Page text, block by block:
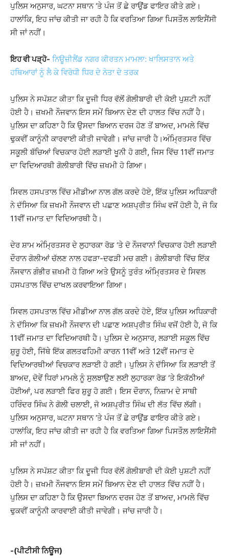
ਪੁਲਿਸ ਅਨੁਸਾਰ, ਘਟਨਾ ਸਥਾਨ ‘ਤੇ ਪੰਜ ਤੋਂ ਛੇ ਰਾਉਂਡ ਫਾਇਰ ਕੀਤੇ ਗਏ।
ਹਾਲਾਂਕਿ, ਇਹ ਜਾਂਚ ਕੀਤੀ ਜਾ ਰਹੀ ਹੈ ਕਿ ਵਰਤਿਆ ਗਿਆ ਪਿਸਤੌਲ ਲਾਇਸੈਂਸੀ
ਸੀ ਜਾਂ ਨਹੀਂ।
ਇਹ ਵੀ ਪੜ੍ਹੋ- ਨਿਊਜ਼ੀਲੈਂਡ ਨਗਰ ਕੀਰਤਨ ਮਾਮਲਾ: ਖਾਲਿਸਤਾਨ ਅਤੇ
ਹਥਿਆਰਾਂ ਨੂੰ ਲੈ ਕੇ ਵਿਰੋਧੀ ਧਿਰ ਦੇ ਨੇਤਾ ਦੇ ਤਰਕ
ਪੁਲਿਸ ਨੇ ਸਪੱਸ਼ਟ ਕੀਤਾ ਕਿ ਦੂਜੀ ਧਿਰ ਵੱਲੋਂ ਗੋਲੀਬਾਰੀ ਦੀ ਕੋਈ ਪੁਸ਼ਟੀ ਨਹੀਂ
ਹੋਈ ਹੈ। ਜ਼ਖਮੀ ਨੌਜਵਾਨ ਇਸ ਸਮੇਂ ਬਿਆਨ ਦੇਣ ਦੀ ਹਾਲਤ ਵਿੱਚ ਨਹੀਂ ਹੈ।
ਪੁਲਿਸ ਦਾ ਕਹਿਣਾ ਹੈ ਕਿ ਉਸਦਾ ਬਿਆਨ ਦਰਜ ਹੋਣ ਤੋਂ ਬਾਅਦ, ਮਾਮਲੇ ਵਿੱਚ
ਢੁਕਵੀਂ ਕਾਨੂੰਨੀ ਕਾਰਵਾਈ ਕੀਤੀ ਜਾਵੇਗੀ। ਜਾਂਚ ਜਾਰੀ ਹੈ।ਅੰਮ੍ਰਿਤਸਰ ਵਿੱਚ
ਸਕੂਲੀ ਬੱਚਿਆਂ ਵਿਚਕਾਰ ਹੋਈ ਲੜਾਈ ਖੂਨੀ ਹੋ ਗਈ, ਜਿਸ ਵਿੱਚ 11ਵੀਂ ਜਮਾਤ
ਦਾ ਵਿਦਿਆਰਥੀ ਗੋਲੀਬਾਰੀ ਵਿੱਚ ਜ਼ਖਮੀ ਹੋ ਗਿਆ।
ਸਿਵਲ ਹਸਪਤਾਲ ਵਿੱਚ ਮੀਡੀਆ ਨਾਲ ਗੱਲ ਕਰਦੇ ਹੋਏ, ਇੱਕ ਪੁਲਿਸ ਅਧਿਕਾਰੀ
ਨੇ ਦੱਸਿਆ ਕਿ ਜ਼ਖਮੀ ਨੌਜਵਾਨ ਦੀ ਪਛਾਣ ਅਸ਼ਪ੍ਰੀਤ ਸਿੰਘ ਵਜੋਂ ਹੋਈ ਹੈ, ਜੋ ਕਿ
11ਵੀਂ ਜਮਾਤ ਦਾ ਵਿਦਿਆਰਥੀ ਹੈ।
ਦੇਰ ਸ਼ਾਮ ਅੰਮ੍ਰਿਤਸਰ ਦੇ ਲੁਹਾਰਕਾ ਰੋਡ ‘ਤੇ ਦੋ ਨੌਜਵਾਨਾਂ ਵਿਚਕਾਰ ਹੋਈ ਲੜਾਈ
ਦੌਰਾਨ ਗੋਲੀਆਂ ਚੱਲਣ ਨਾਲ ਹਫੜਾ-ਦਫੜੀ ਮਚ ਗਈ। ਗੋਲੀਬਾਰੀ ਵਿੱਚ ਇੱਕ
ਨੌਜਵਾਨ ਗੰਭੀਰ ਜ਼ਖਮੀ ਹੋ ਗਿਆ ਅਤੇ ਉਸਨੂੰ ਤੁਰੰਤ ਅੰਮ੍ਰਿਤਸਰ ਦੇ ਸਿਵਲ
ਹਸਪਤਾਲ ਵਿੱਚ ਦਾਖਲ ਕਰਵਾਇਆ ਗਿਆ।
ਸਿਵਲ ਹਸਪਤਾਲ ਵਿੱਚ ਮੀਡੀਆ ਨਾਲ ਗੱਲ ਕਰਦੇ ਹੋਏ, ਇੱਕ ਪੁਲਿਸ ਅਧਿਕਾਰੀ
ਨੇ ਦੱਸਿਆ ਕਿ ਜ਼ਖਮੀ ਨੌਜਵਾਨ ਦੀ ਪਛਾਣ ਅਸ਼ਪ੍ਰੀਤ ਸਿੰਘ ਵਜੋਂ ਹੋਈ ਹੈ, ਜੋ ਕਿ
11ਵੀਂ ਜਮਾਤ ਦਾ ਵਿਦਿਆਰਥੀ ਹੈ। ਪੁਲਿਸ ਦੇ ਅਨੁਸਾਰ, ਲੜਾਈ ਸਕੂਲ ਵਿੱਚ
ਸ਼ੁਰੂ ਹੋਈ, ਜਿੱਥੇ ਇੱਕ ਗਲਤਫਹਿਮੀ ਕਾਰਨ 11ਵੀਂ ਅਤੇ 12ਵੀਂ ਜਮਾਤ ਦੇ
ਵਿਦਿਆਰਥੀਆਂ ਵਿਚਕਾਰ ਲੜਾਈ ਹੋ ਗਈ। ਪੁਲਿਸ ਨੇ ਦੱਸਿਆ ਕਿ ਲੜਾਈ ਤੋਂ
ਬਾਅਦ, ਦੋਵੇਂ ਧਿਰਾਂ ਮਾਮਲੇ ਨੂੰ ਸੁਲਝਾਉਣ ਲਈ ਲੁਹਾਰਕਾ ਰੋਡ ‘ਤੇ ਇਕੱਠੀਆਂ
ਹੋਈਆਂ, ਪਰ ਲੜਾਈ ਫਿਰ ਸ਼ੁਰੂ ਹੋ ਗਈ। ਇਸ ਦੌਰਾਨ, ਨਿਜ਼ਾਮ ਦੇ ਸਾਥੀ
ਹਰਿੰਦਰ ਸਿੰਘ ਨੇ ਗੋਲੀ ਚਲਾਈ, ਜੋ ਅਸ਼ਪ੍ਰੀਤ ਸਿੰਘ ਦੀ ਲੱਤ ਵਿੱਚ ਲੱਗੀ।
ਪੁਲਿਸ ਅਨੁਸਾਰ, ਘਟਨਾ ਸਥਾਨ ‘ਤੇ ਪੰਜ ਤੋਂ ਛੇ ਰਾਉਂਡ ਫਾਇਰ ਕੀਤੇ ਗਏ।
ਹਾਲਾਂਕਿ, ਇਹ ਜਾਂਚ ਕੀਤੀ ਜਾ ਰਹੀ ਹੈ ਕਿ ਵਰਤਿਆ ਗਿਆ ਪਿਸਤੌਲ ਲਾਇਸੈਂਸੀ
ਸੀ ਜਾਂ ਨਹੀਂ।
ਪੁਲਿਸ ਨੇ ਸਪੱਸ਼ਟ ਕੀਤਾ ਕਿ ਦੂਜੀ ਧਿਰ ਵੱਲੋਂ ਗੋਲੀਬਾਰੀ ਦੀ ਕੋਈ ਪੁਸ਼ਟੀ ਨਹੀਂ
ਹੋਈ ਹੈ। ਜ਼ਖਮੀ ਨੌਜਵਾਨ ਇਸ ਸਮੇਂ ਬਿਆਨ ਦੇਣ ਦੀ ਹਾਲਤ ਵਿੱਚ ਨਹੀਂ ਹੈ।
ਪੁਲਿਸ ਦਾ ਕਹਿਣਾ ਹੈ ਕਿ ਉਸਦਾ ਬਿਆਨ ਦਰਜ ਹੋਣ ਤੋਂ ਬਾਅਦ, ਮਾਮਲੇ ਵਿੱਚ
ਢੁਕਵੀਂ ਕਾਨੂੰਨੀ ਕਾਰਵਾਈ ਕੀਤੀ ਜਾਵੇਗੀ। ਜਾਂਚ ਜਾਰੀ ਹੈ।
-(ਪੀਟੀਸੀ ਨਿਊਜ)